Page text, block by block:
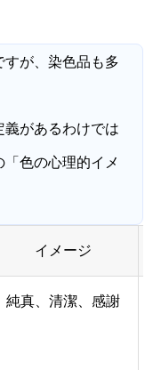
すが、染色品も多
があるわけでは
色の心理的イメ
イメージ
純真、清潔、感謝